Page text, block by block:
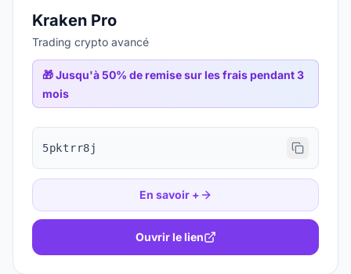
Kraken Pro
Trading crypto avancé
🎁Jusqu'à 50% de remise sur les frais pendant 3
mois
5pktrr8j
En savoir +
Ouvrir le lien